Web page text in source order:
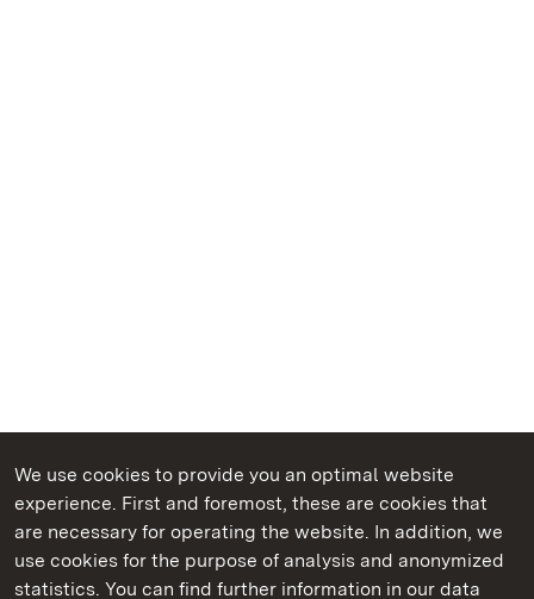
We use cookies to provide you an optimal website
experience. First and foremost, these are cookies that
are necessary for operating the website. In addition, we
use cookies for the purpose of analysis and anonymized
statistics. You can find further information in our data
State Palaces and Gardens of Baden-Wuerttemberg